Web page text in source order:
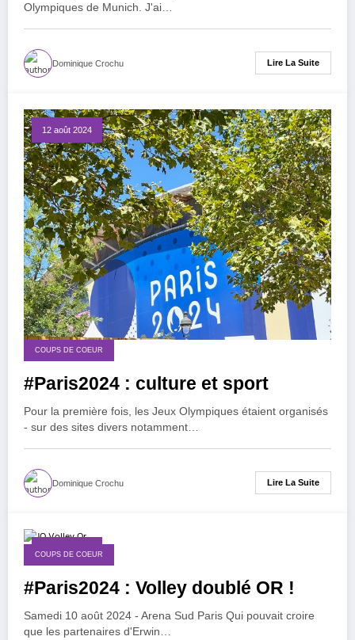
Olympiques de Munich. J'ai…
Dominique Crochu Lire La Suite
12 août 2024
COUPS DE COEUR
#Paris2024 : culture et sport
Pour la première fois, les Jeux Olympiques étaient organisés
- sur des sites divers notamment…
Dominique Crochu Lire La Suite
10 août 2024
COUPS DE COEUR
#Paris2024 : Volley doublé OR !
Samedi 10 août 2024 - Arena Sud Paris Qui pouvait croire
que les partenaires d'Erwin…